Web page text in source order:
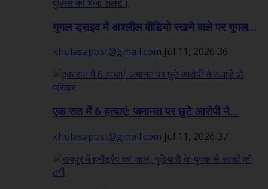
गूगल ड्राइव में अश्लील वीडियो रखने वाले पर गूगल...
khulasapost@gmail.com Jul 11, 2026 36
एक रात में 6 हत्याएं: जमानत पर छूटे आरोपी ने...
khulasapost@gmail.com Jul 11, 2026 37